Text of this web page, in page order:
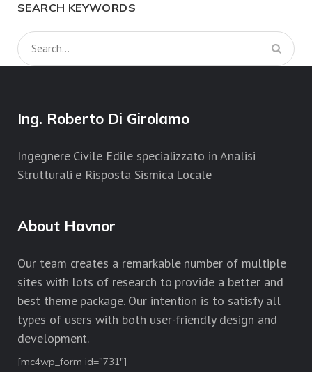
SEARCH KEYWORDS
Ing. Roberto Di Girolamo
Ingegnere Civile Edile specializzato in Analisi
Strutturali e Risposta Sismica Locale
About Havnor
Our team creates a remarkable number of multiple
sites with lots of research to provide a better and
best theme package. Our intention is to satisfy all
types of users with both user-friendly design and
development.
[mc4wp_form id="731"]